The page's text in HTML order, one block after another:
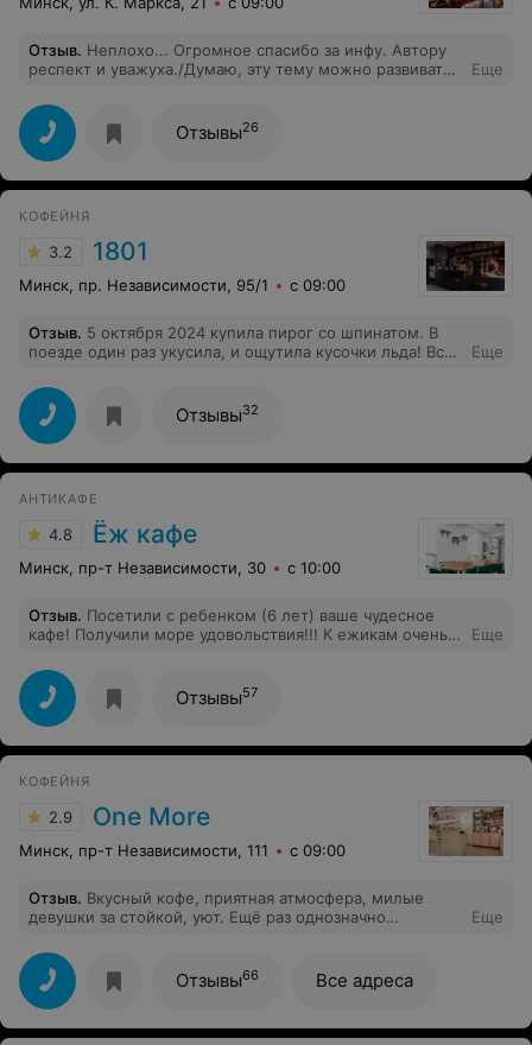
больше не посетим это место. Хуже завтрака я точно
подбору персонала.
Отзыв. Неплохо... Огромное спасибо за инфу. Автору
респект и уважуха./Думаю, эту тему можно развивать
просто с опытом пришло?
Еще
Отзывы26
КОФЕЙНЯ
3.2 1801
Минск, пр. Независимости, 95/1 с 09:00
Отзыв. 5 октября 2024 купила пирог со шпинатом. В
поезде один раз укусила, и ощутила кусочки льда! Всё
Еще
Отзывы32
АНТИКАФЕ
4.8 Ёж кафе
Минск, пр-т Независимости, 30 с 10:00
Отзыв. Посетили с ребенком (6 лет) ваше чудесное
кафе! Получили море удовольствия!!! К ежикам очень
очень милые. Больше всего мне понравилась сама
идея бережного отношения к животным. В условиях
города, ребенка очень сложно этому научить! Успехов
вам и побольше бы таких кафе.
Еще
Отзывы57
КОФЕЙНЯ
2.9 One More
Минск, пр-т Независимости, 111 с 09:00
Отзыв. Вкусный кофе, приятная атмосфера, милые
девушки за стойкой, уют. Ещё раз однозначно
Еще
Отзывы66 Все адреса